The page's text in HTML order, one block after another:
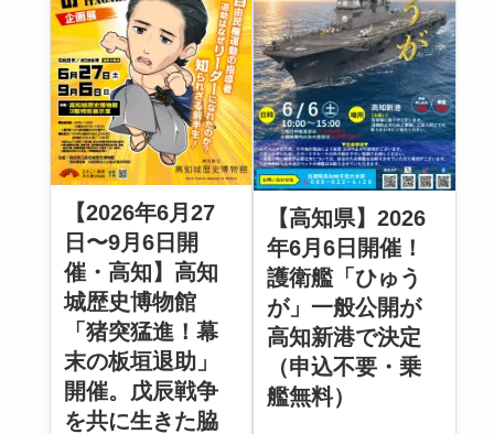
【2026年6月27
日〜9月6日開
催・高知】高知
城歴史博物館
「猪突猛進！幕
末の板垣退助」
開催。戊辰戦争
を共に生きた脇
【高知県】2026
年6月6日開催！
護衛艦「ひゅう
が」一般公開が
高知新港で決定
（申込不要・乗
艦無料）